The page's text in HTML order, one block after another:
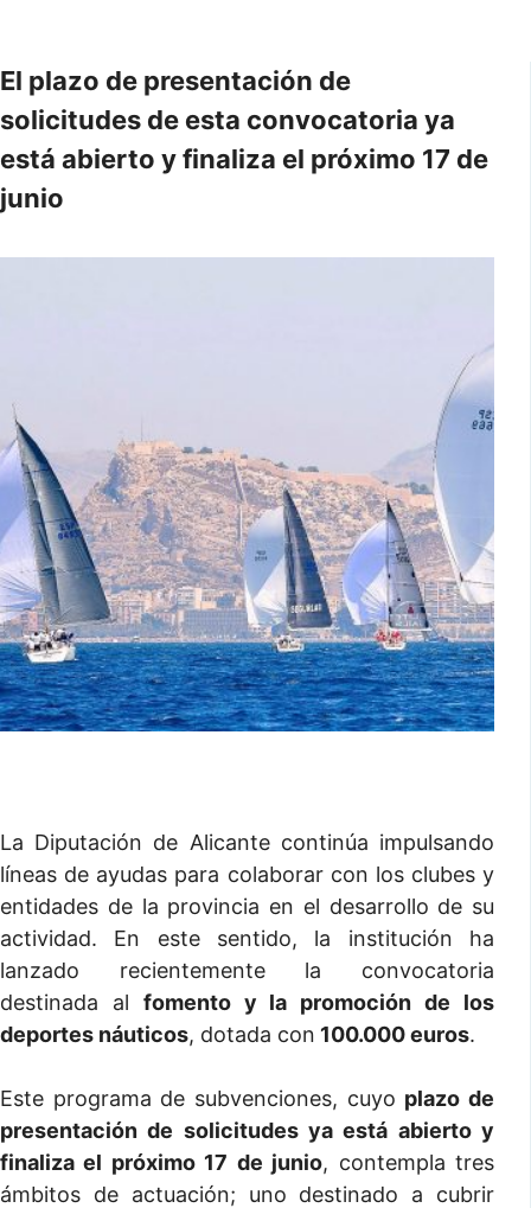
El plazo de presentación de
solicitudes de esta convocatoria ya
está abierto y finaliza el próximo 17 de
junio
La Diputación de Alicante continúa impulsando
líneas de ayudas para colaborar con los clubes y
entidades de la provincia en el desarrollo de su
actividad. En este sentido, la institución ha
lanzado recientemente la convocatoria
destinada al fomento y la promoción de los
deportes náuticos, dotada con 100.000 euros.
Este programa de subvenciones, cuyo plazo de
presentación de solicitudes ya está abierto y
finaliza el próximo 17 de junio, contempla tres
ámbitos de actuación; uno destinado a cubrir